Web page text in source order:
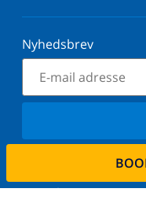
Nyhedsbrev
Tilmeld dig vores
de seneste
privatliv.